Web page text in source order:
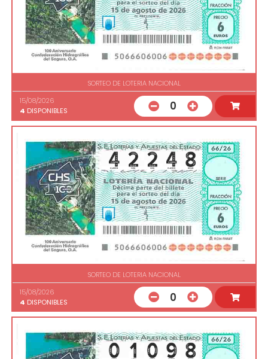
SORTEO DE LOTERIA NACIONAL
15/08/2026
4 DISPONIBLES 0
SORTEO DE LOTERIA NACIONAL
15/08/2026
4 DISPONIBLES 0